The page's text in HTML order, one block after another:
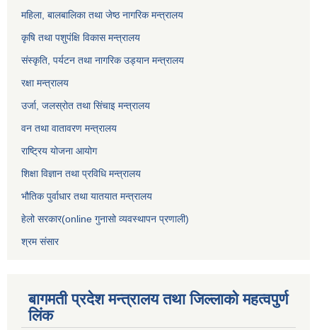
महिला, बालबालिका तथा जेष्ठ नागरिक मन्त्रालय
कृषि तथा पशुपंक्षि विकास मन्त्रालय
संस्कृति, पर्यटन तथा नागरिक उड्‍यान मन्त्रालय
रक्षा मन्त्रालय
उर्जा, जलस्रोत तथा सिंचाइ मन्त्रालय
वन तथा वातावरण मन्त्रालय
राष्ट्रिय योजना आयोग
शिक्षा विज्ञान तथा प्रविधि मन्त्रालय
भौतिक पुर्वाधार तथा यातयात मन्त्रालय
हेलो सरकार(online गुनासो व्यवस्थापन प्रणाली)
श्रम संसार
बागमती प्रदेश मन्त्रालय तथा जिल्लाको महत्वपुर्ण
लिंक